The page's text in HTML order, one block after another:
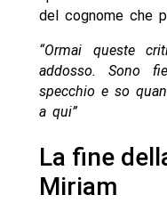
del cognome che
“Ormai queste
addosso. Sono
specchio e so
a qui”
La fine
Miriam